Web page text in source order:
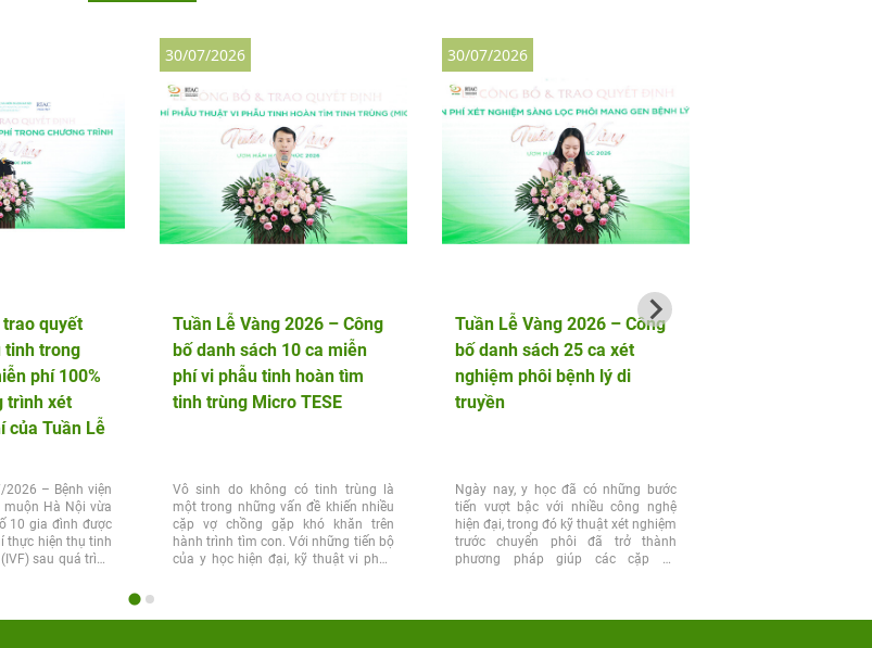
trao quyết
tinh trong
phí 100%
trình xét
của Tuần Lễ
2026 – Bệnh viện
muộn Hà Nội vừa
10 gia đình được
thực hiện thụ tinh
sau quá trình
Tuần Lễ Vàng 2026 – Công
bố danh sách 10 ca miễn
phí vi phẫu tinh hoàn tìm
tinh trùng Micro TESE
Vô sinh do không có tinh trùng là
một trong những vấn đề khiến nhiều
cặp vợ chồng gặp khó khăn trên
hành trình tìm con. Với những tiến bộ
của y học hiện đại, kỹ thuật vi phẫu
30/07/2026
Tuần Lễ Vàng 2026 – Công
bố danh sách 25 ca xét
nghiệm phôi bệnh lý di
truyền
Ngày nay, y học đã có những bước
tiến vượt bậc với nhiều công nghệ
hiện đại, trong đó kỹ thuật xét nghiệm
trước chuyển phôi đã trở thành
phương pháp giúp các cặp vợ
30/07/2026